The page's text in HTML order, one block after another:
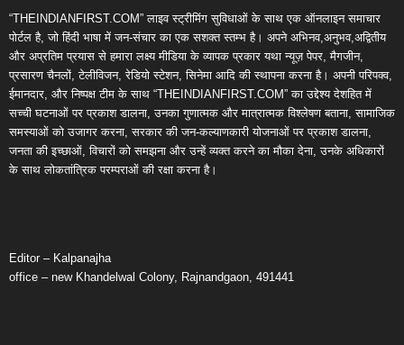
“THEINDIANFIRST.COM” लाइव स्ट्रीमिंग सुविधाओं के साथ एक ऑनलाइन समाचार
पोर्टल है, जो हिंदी भाषा में जन-संचार का एक सशक्त स्तम्भ है। अपने अभिनव,अनुभव,अद्वितीय
और अप्रतिम प्रयास से हमारा लक्ष्य मीडिया के व्यापक प्रकार यथा न्यूज़ पेपर, मैगजीन,
प्रसारण चैनलों, टेलीविजन, रेडियो स्टेशन, सिनेमा आदि की स्थापना करना है। अपनी परिपक्व,
ईमानदार, और निष्पक्ष टीम के साथ “THEINDIANFIRST.COM” का उद्देश्य देशहित में
सच्ची घटनाओं पर प्रकाश डालना, उनका गुणात्मक और मात्रात्मक विश्लेषण बताना, सामाजिक
समस्याओं को उजागर करना, सरकार की जन-कल्याणकारी योजनाओं पर प्रकाश डालना,
जनता की इच्छाओं, विचारों को समझना और उन्हें व्यक्त करने का मौका देना, उनके अधिकारों
के साथ लोकतांत्रिक परम्पराओं की रक्षा करना है।
Editor – Kalpanajha
office – new Khandelwal Colony, Rajnandgaon, 491441